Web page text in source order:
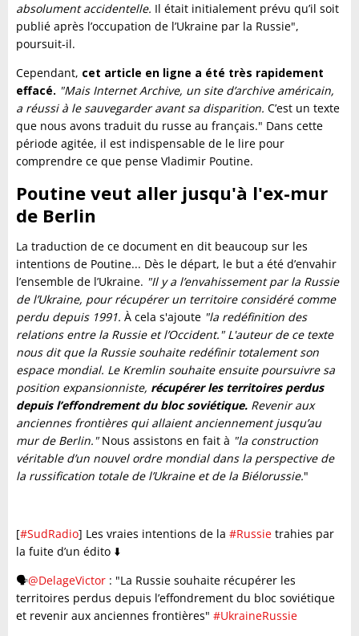
absolument accidentelle. Il était initialement prévu qu’il soit
publié après l’occupation de l’Ukraine par la Russie",
poursuit-il.
Cependant, cet article en ligne a été très rapidement
effacé. "Mais Internet Archive, un site d’archive américain,
a réussi à le sauvegarder avant sa disparition. C’est un texte
que nous avons traduit du russe au français." Dans cette
période agitée, il est indispensable de le lire pour
comprendre ce que pense Vladimir Poutine.
Poutine veut aller jusqu'à l'ex-mur
de Berlin
La traduction de ce document en dit beaucoup sur les
intentions de Poutine... Dès le départ, le but a été d’envahir
l’ensemble de l’Ukraine. "Il y a l’envahissement par la Russie
de l’Ukraine, pour récupérer un territoire considéré comme
perdu depuis 1991. À cela s'ajoute "la redéfinition des
relations entre la Russie et l’Occident." L'auteur de ce texte
nous dit que la Russie souhaite redéfinir totalement son
espace mondial. Le Kremlin souhaite ensuite poursuivre sa
position expansionniste, récupérer les territoires perdus
depuis l’effondrement du bloc soviétique. Revenir aux
anciennes frontières qui allaient anciennement jusqu’au
mur de Berlin."Nous assistons en fait à "la construction
véritable d’un nouvel ordre mondial dans la perspective de
la russification totale de l’Ukraine et de la Biélorussie."
[#SudRadio] Les vraies intentions de la #Russie trahies par
la fuite d’un édito ⬇️
🗣@DelageVictor : "La Russie souhaite récupérer les
territoires perdus depuis l’effondrement du bloc soviétique
et revenir aux anciennes frontières" #UkraineRussie